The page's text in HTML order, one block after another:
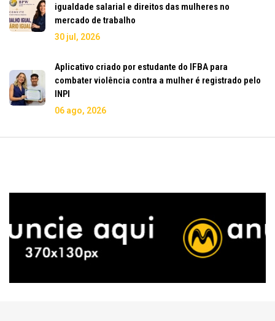
igualdade salarial e direitos das mulheres no
mercado de trabalho
30 jul, 2026
Aplicativo criado por estudante do IFBA para
combater violência contra a mulher é registrado pelo
INPI
06 ago, 2026